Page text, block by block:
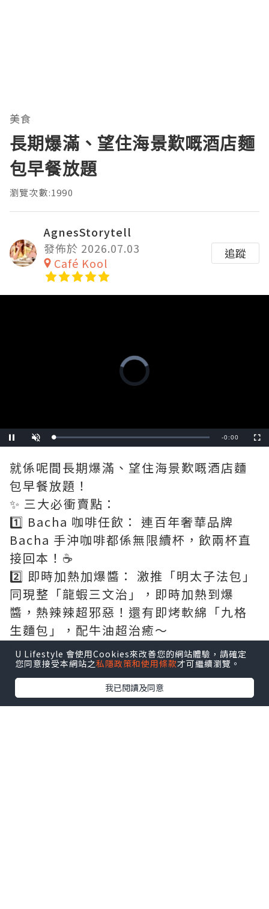
美食
長期爆滿、望住海景歎嘅酒店麵
包早餐放題
瀏覽次數:1990
AgnesStorytell
發佈於 2026.07.03
Café Kool
追蹤
Video
Player
is
loading.
Pause Unmute Loaded:
0%
Remaining
-0:00
就係呢間長期爆滿、望住海景歎嘅酒店麵
包早餐放題！
✨ 三大必衝賣點：
1️⃣ Bacha 咖啡任飲： 連百年奢華品牌
Bacha 手沖咖啡都係無限續杯，飲兩杯直
接回本！☕️
2️⃣ 即時加熱加爆醬： 激推「明太子法包」
同現整「龍蝦三文治」，即時加熱到爆
醬，熱辣辣超邪惡！還有即烤軟綿「九格
生麵包」，配牛油超治癒～
3️⃣ 甜包控天堂： 開心果忌廉包、爆餡冬
甩、多款生果丹麥酥同 Scone 全部無限任
食！
U Lifestyle 會使用Cookies來改善您的網站體驗，請確定
您同意接受本網站之私隱政策和使用條款才可繼續瀏覽。
我已閱讀及同意